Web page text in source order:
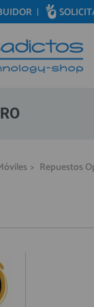
Recordar aquí
> Repuestos